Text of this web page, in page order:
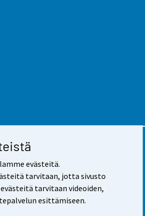
evästeitä.
tarvitaan, jotta sivusto
tarvitaan videoiden,
esittämiseen.